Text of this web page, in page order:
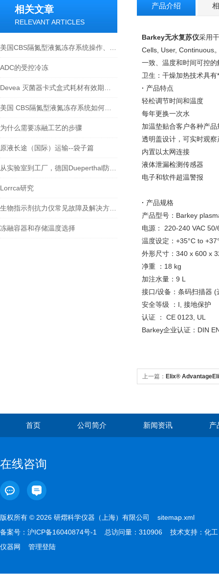
相关文章
RELEVANT ARTICLES
ADC的受控冷冻
为什么需要冻融工艺的步骤
原液长途（国际）运输--袋子篇
Lorrca研究
冻融容器和存储温度选择
产品介绍
Barkey无水复苏仪采用
Cells, User, Continuous
一致、温度和时间可控
卫生：干燥加热技术具
· 产品特点
轻松调节时间和温度
每年更换一次水
加温垫贴合客户各种产品
透明盖设计，可实时观
内置以太网连接
液体泄漏检测传感器
电子和软件超温警报
· 产品规格
产品型号：Barkey
电源： 220-240 VAC
温度设定：+35°C to
外形尺寸：340 x 600 x
净重 ：18 kg
加注水量：9 L
接口/设备：条码扫描器
安全等级 ：I, 接地保护
认证 ： CE 0123, UL
Barkey企业认证：DIN
上一篇： Elix®
首页 公司简介 新闻资讯 产
在线咨询
版权所有 © 2026 研熠科学仪器（上海）有限公司 sitemap.xml
备案号： 沪ICP备16040874号-1 总访问量：310906 技术支持： 化工
仪器网
管理登陆